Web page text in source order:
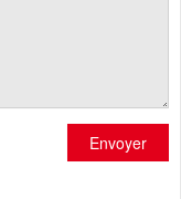
Envoyer